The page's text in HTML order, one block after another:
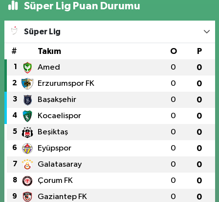
Süper Lig Puan Durumu
Süper Lig
# Takım O P
1 Amed 0 0
2 Erzurumspor FK 0 0
3 Başakşehir 0 0
4 Kocaelispor 0 0
5 Beşiktaş 0 0
6 Eyüpspor 0 0
7 Galatasaray 0 0
8 Çorum FK 0 0
9 Gaziantep FK 0 0